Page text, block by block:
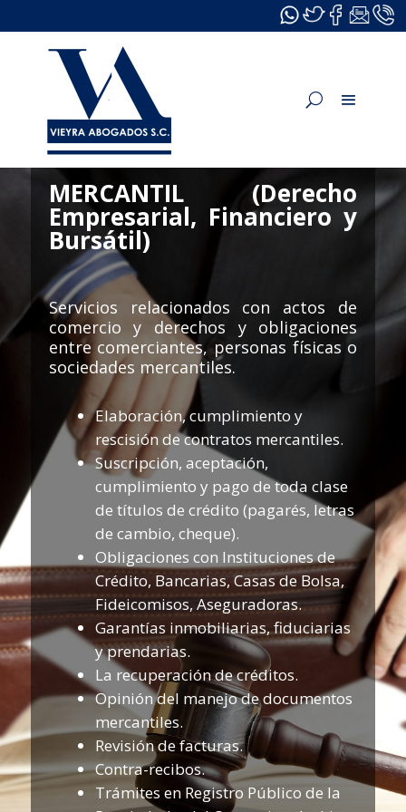
MERCANTIL (Derecho
Empresarial, Financiero y
Bursátil)
Servicios relacionados con actos de
comercio y derechos y obligaciones
entre comerciantes, personas físicas o
sociedades mercantiles.
Elaboración, cumplimiento y
rescisión de contratos mercantiles.
Suscripción, aceptación,
cumplimiento y pago de toda clase
de títulos de crédito (pagarés, letras
de cambio, cheque).
Obligaciones con Instituciones de
Crédito, Bancarias, Casas de Bolsa,
Fideicomisos, Aseguradoras.
Garantías inmobiliarias, fiduciarias
y prendarias.
La recuperación de créditos.
Opinión del manejo de documentos
mercantiles.
Revisión de facturas.
Contra-recibos.
Trámites en Registro Público de la